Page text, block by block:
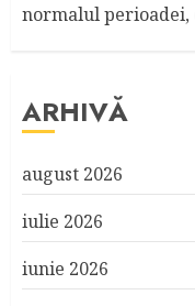
normalul perioadei,
ARHIVĂ
august 2026
iulie 2026
iunie 2026